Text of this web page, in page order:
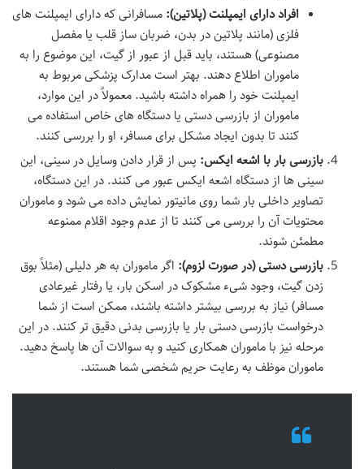
افراد دارای ایمپلنت (پلاتین): مسافرانی که دارای ایمپلنت های
فلزی (مانند پلاتین در بدن، ضربان ساز قلب یا مفصل
مصنوعی) هستند، باید قبل از عبور از گیت، این موضوع را به
ماموران اطلاع دهند. بهتر است مدارک پزشکی مربوط به
ایمپلنت خود را همراه داشته باشید. معمولاً در این موارد،
ماموران از بازرسی دستی یا دستگاه های خاص استفاده می
کنند تا بدون ایجاد مشکل برای مسافر، او را بررسی کنند.
بازرسی بار با اشعه ایکس: پس از قرار دادن وسایل در سینی، این
سینی ها از دستگاه اشعه ایکس عبور می کنند. در این دستگاه،
تصاویر داخلی بار شما روی مانیتور نمایش داده می شود و ماموران
محتویات آن را بررسی می کنند تا از عدم وجود اقلام ممنوعه
مطمئن شوند.
بازرسی دستی (در صورت لزوم): اگر ماموران به هر دلیلی (مثلاً بوق
زدن گیت، وجود شیء مشکوک در اسکن بار، یا رفتار غیرعادی
مسافر) نیاز به بررسی بیشتر داشته باشند، ممکن است از شما
درخواست بازرسی دستی بار یا بازرسی بدنی دقیق تر کنند. در این
مرحله نیز با ماموران همکاری کنید و به سوالات آن ها پاسخ دهید.
ماموران موظف به رعایت حریم شخصی شما هستند.